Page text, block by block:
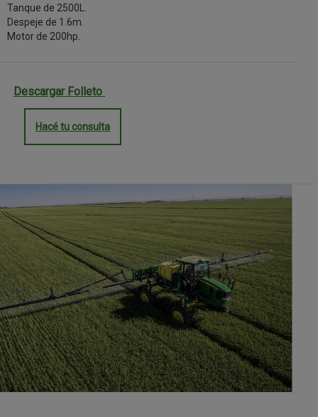
Tanque de 2500L.
Despeje de 1.6m.
Motor de 200hp.
Descargar Folleto
Hacé tu consulta